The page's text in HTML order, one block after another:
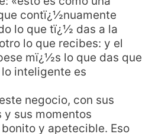
contï¿½nuamente
lo que tï¿½ das a la
lo que recibes: y el
mï¿½s lo que das que
inteligente es
negocio, con sus
y sus momentos
y apetecible. Eso